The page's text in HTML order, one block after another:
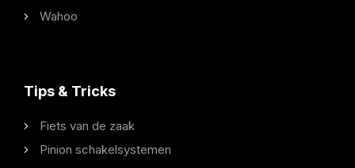
Wahoo
Tips & Tricks
Fiets van de zaak
Pinion schakelsystemen